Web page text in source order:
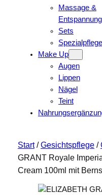
Massage &
Entspannung
Sets
Spezialpflege
Make Up
Augen
Lippen
Nägel
Teint
Start/Gesichtspflege/
GRANT Royale
Cream 100ml mit